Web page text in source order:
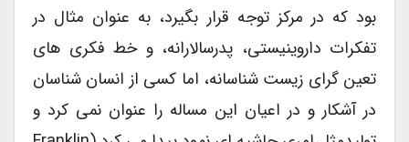
بود که در مرکز توجه قرار بگیرد، به عنوان مثال در
تفکرات داروینیستی، پدرسالارانه، و خط فکری های
تعین گرای زیست شناسانه، اما کسی از انسان شناسان
در آشکار و در اعیان این مساله را عنوان نمی کرد و